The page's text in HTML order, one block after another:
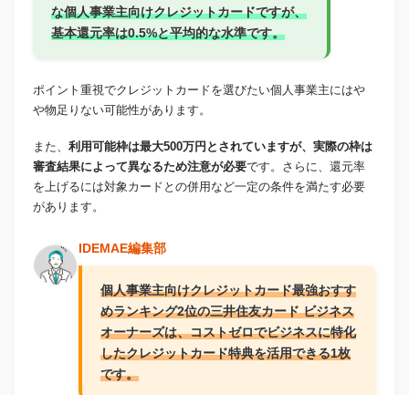
な個人事業主向けクレジットカードですが、
基本還元率は0.5%と平均的な水準です。
ポイント重視でクレジットカードを選びたい個人事業主にはや
や物足りない可能性があります。
また、 利用可能枠は最大500万円とされていますが、実際の枠は
審査結果によって異なるため注意が必要です。さらに、還元率
を上げるには対象カードとの併用など一定の条件を満たす必要
があります。
IDEMAE編集部
個人事業主向けクレジットカード最強おすす
めランキング2位の三井住友カード ビジネス
オーナーズは、コストゼロでビジネスに特化
したクレジットカード特典を活用できる1枚
です。